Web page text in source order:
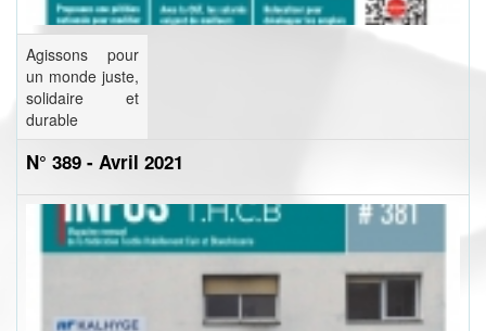
Agissons pour
un monde juste,
solidaire et
durable
N° 389 - Avril 2021